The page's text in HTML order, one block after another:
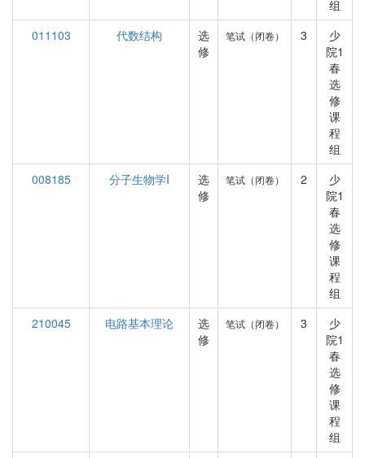
组
011103
代数结构
选
修
笔试（闭卷） 3
少
院1
春
选
修
课
程
组
008185
分子生物学I
选
修
笔试（闭卷） 2
少
院1
春
选
修
课
程
组
210045
电路基本理论
选
修
笔试（闭卷） 3
少
院1
春
选
修
课
程
组